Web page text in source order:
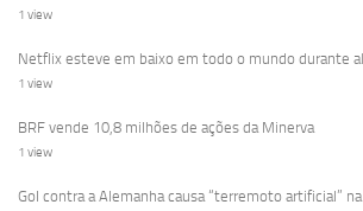
1 view
Netflix esteve em baixo em todo o mundo durante
1 view
BRF vende 10,8 milhões de ações da Minerva
1 view
Gol contra a Alemanha causa “terremoto artificial”